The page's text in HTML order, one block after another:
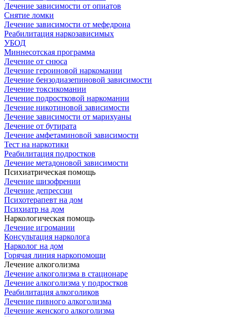
Лечение зависимости от опиатов
Снятие ломки
Лечение зависимости от мефедрона
Реабилитация наркозависимых
УБОД
Миннесотская программа
Лечение от снюса
Лечение героиновой наркомании
Лечение бензодиазепиновой зависимости
Лечение токсикомании
Лечение подростковой наркомании
Лечение никотиновой зависимости
Лечение зависимости от марихуаны
Лечение от бутирата
Лечение амфетаминовой зависимости
Тест на наркотики
Реабилитация подростков
Лечение метадоновой зависимости
Психиатрическая помощь
Лечение шизофрении
Лечение депрессии
Психотерапевт на дом
Психиатр на дом
Наркологическая помощь
Лечение игромании
Консультация нарколога
Нарколог на дом
Горячая линия наркопомощи
Лечение алкоголизма
Лечение алкоголизма в стационаре
Лечение алкоголизма у подростков
Реабилитация алкоголиков
Лечение пивного алкоголизма
Лечение женского алкоголизма